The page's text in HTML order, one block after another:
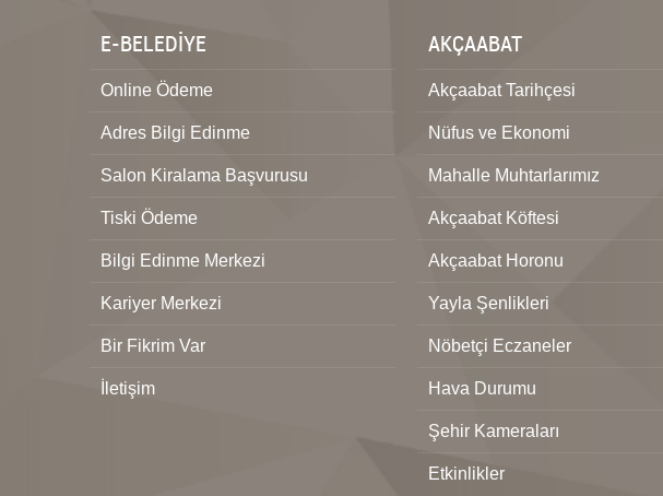
E-BELEDİYE
Online Ödeme
Adres Bilgi Edinme
Salon Kiralama Başvurusu
Tiski Ödeme
Bilgi Edinme Merkezi
Kariyer Merkezi
Bir Fikrim Var
İletişim
AKÇAABAT
Akçaabat Tarihçesi
Nüfus ve Ekonomi
Mahalle Muhtarlarımız
Akçaabat Köftesi
Akçaabat Horonu
Yayla Şenlikleri
Nöbetçi Eczaneler
Hava Durumu
Şehir Kameraları
Etkinlikler